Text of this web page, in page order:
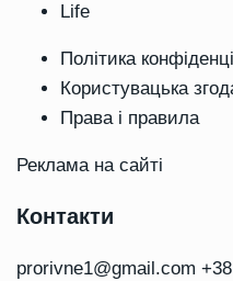
Life
Політика
Користувацька
Права і правила
Реклама на сайті
Контакти
prorivne1@gmail.com